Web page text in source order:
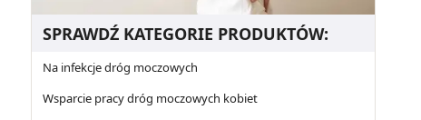
SPRAWDŹ KATEGORIE PRODUKTÓW:
Na infekcje dróg moczowych
Wsparcie pracy dróg moczowych kobiet